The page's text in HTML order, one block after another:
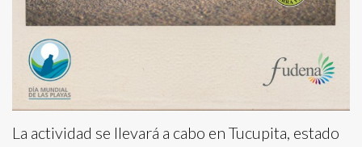
La actividad se llevará a cabo en Tucupita, estado